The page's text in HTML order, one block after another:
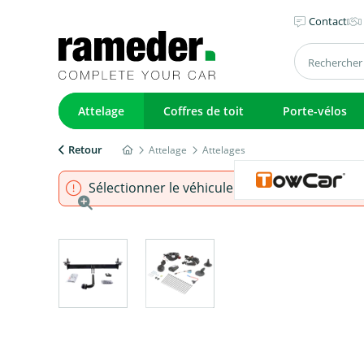
Contact
Attelage Coffres de toit Porte-vélos
Retour Attelage Attelages
Sélectionner le véhicule pour s'assurer que